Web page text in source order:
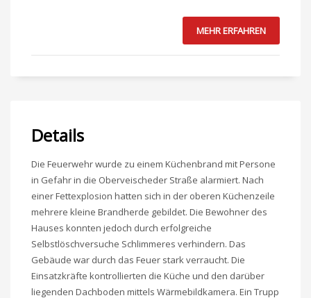
MEHR ERFAHREN
Details
Die Feuerwehr wurde zu einem Küchenbrand mit Persone
in Gefahr in die Oberveischeder Straße alarmiert. Nach
einer Fettexplosion hatten sich in der oberen Küchenzeile
mehrere kleine Brandherde gebildet. Die Bewohner des
Hauses konnten jedoch durch erfolgreiche
Selbstlöschversuche Schlimmeres verhindern. Das
Gebäude war durch das Feuer stark verraucht. Die
Einsatzkräfte kontrollierten die Küche und den darüber
liegenden Dachboden mittels Wärmebildkamera. Ein Trupp